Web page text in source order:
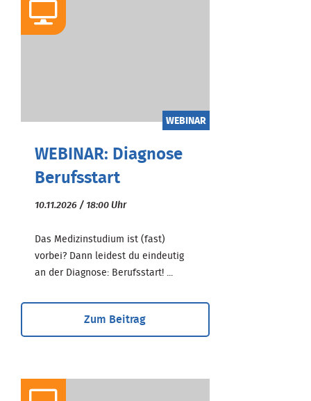
WEBINAR
WEBINAR: Diagnose
Berufsstart
10.11.2026 / 18:00 Uhr
Das Medizinstudium ist (fast)
vorbei? Dann leidest du eindeutig
an der Diagnose: Berufsstart! ...
Zum Beitrag